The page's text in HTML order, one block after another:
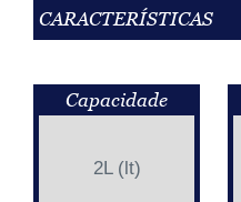
CARACTERÍSTICAS
Capacidade
2L (lt)